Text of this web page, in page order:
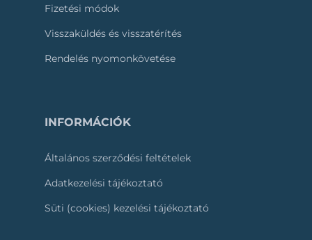
Fizetési módok
Visszaküldés és visszatérítés
Rendelés nyomonkövetése
INFORMÁCIÓK
Általános szerződési feltételek
Adatkezelési tájékoztató
Süti (cookies) kezelési tájékoztató